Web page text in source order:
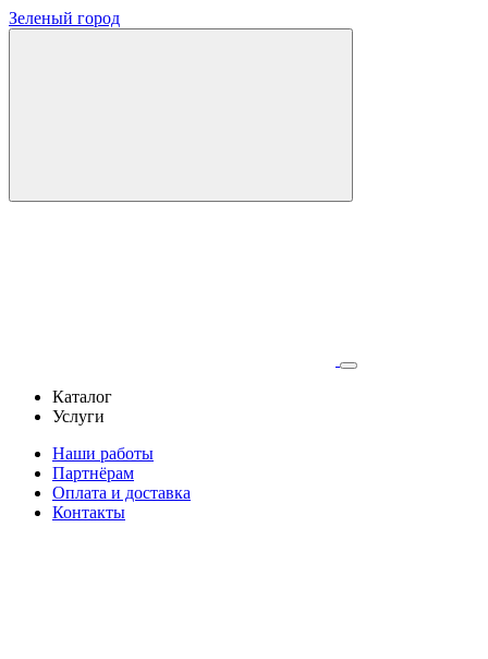
Зеленый город
Каталог
Услуги
Наши работы
Партнёрам
Оплата и доставка
Контакты